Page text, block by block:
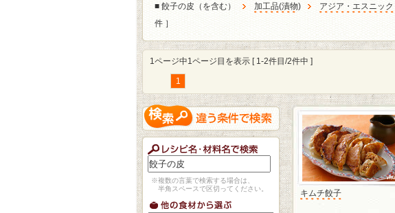
■ 餃子の皮（を含む） 加工品(漬物) アジア・エスニック
件 ］
1ページ中1ページ目を表示 [ 1-2件目/2件中 ]
1
※複数の言葉で検索する場合は、
半角スペースで区切ってください。
キムチ餃子